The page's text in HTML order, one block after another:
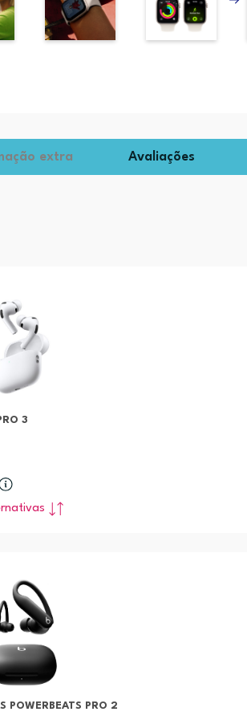
extra Avaliações
3
POWERBEATS PRO 2